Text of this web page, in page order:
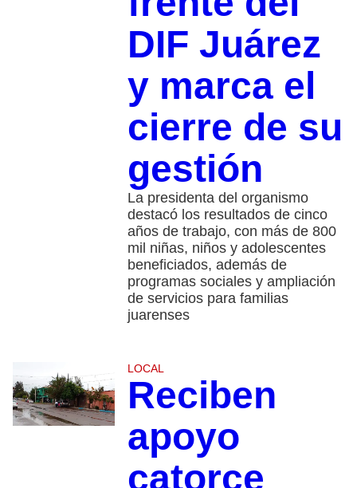
DIF Juárez
y marca el
cierre de su
gestión
La presidenta del organismo
destacó los resultados de cinco
años de trabajo, con más de 800
mil niñas, niños y adolescentes
beneficiados, además de
programas sociales y ampliación
de servicios para familias
juarenses
LOCAL
Reciben
apoyo
catorce